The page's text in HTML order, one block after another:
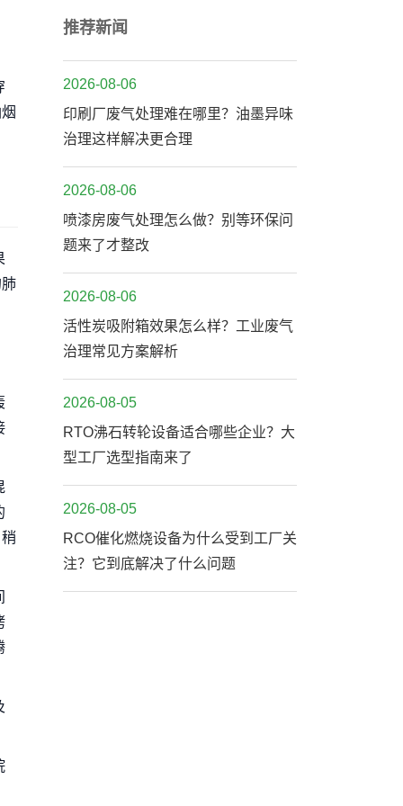
推荐新闻
2026-08-06
印刷厂废气处理难在哪里？油墨异味
治理这样解决更合理
2026-08-06
喷漆房废气处理怎么做？别等环保问
题来了才整改
2026-08-06
活性炭吸附箱效果怎么样？工业废气
治理常见方案解析
2026-08-05
RTO沸石转轮设备适合哪些企业？大
型工厂选型指南来了
2026-08-05
RCO催化燃烧设备为什么受到工厂关
注？它到底解决了什么问题